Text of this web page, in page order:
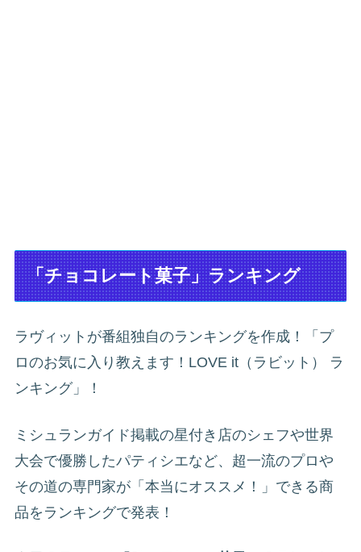
「チョコレート菓子」ランキング
ラヴィットが番組独自のランキングを作成！「プ
ロのお気に入り教えます！LOVE it（ラビット） ラ
ンキング」！
ミシュランガイド掲載の星付き店のシェフや世界
大会で優勝したパティシエなど、超一流のプロや
その道の専門家が「本当にオススメ！」できる商
品をランキングで発表！